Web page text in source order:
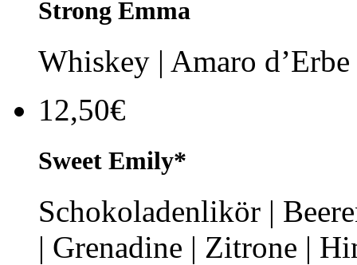
Strong Emma
Whiskey | Amaro
12,50€
Sweet Emily*
Schokoladenlikör |
| Grenadine | Zitrone |